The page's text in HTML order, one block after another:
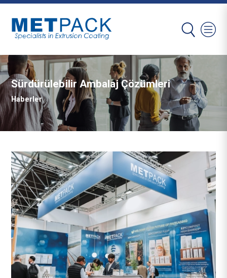
Sürdürülebilir Ambalaj Çözümleri
Haberler